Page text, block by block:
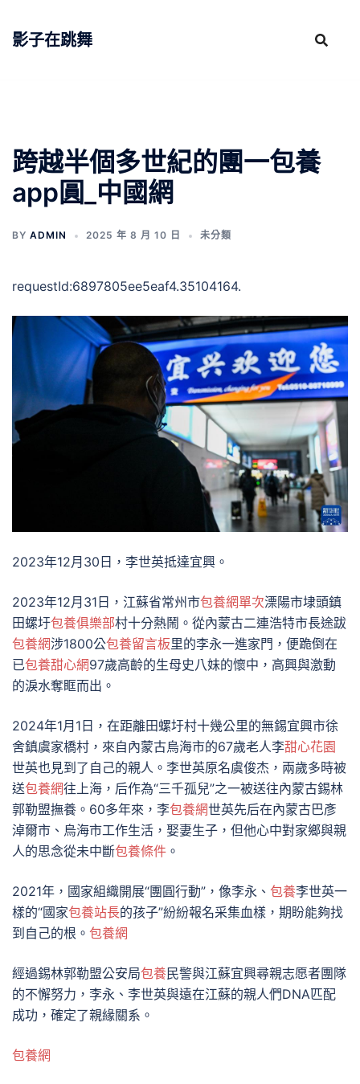
影子在跳舞
跨越半個多世紀的團一包養
app圓_中國網
BY ADMIN 2025 年 8 月 10 日 未分類
requestId:6897805ee5eaf4.35104164.
2023年12月30日，李世英抵達宜興。
2023年12月31日，江蘇省常州市包養網單次溧陽市埭頭鎮
田螺圩包養俱樂部村十分熱鬧。從內蒙古二連浩特市長途跋
包養網涉1800公包養留言板里的李永一進家門，便跪倒在
已包養甜心網97歲高齡的生母史八妹的懷中，高興與激動
的淚水奪眶而出。
2024年1月1日，在距離田螺圩村十幾公里的無錫宜興市徐
舍鎮虞家橋村，來自內蒙古烏海市的67歲老人李甜心花園
世英也見到了自己的親人。李世英原名虞俊杰，兩歲多時被
送包養網往上海，后作為“三千孤兒”之一被送往內蒙古錫林
郭勒盟撫養。60多年來，李包養網世英先后在內蒙古巴彥
淖爾市、烏海市工作生活，娶妻生子，但他心中對家鄉與親
人的思念從未中斷包養條件 。
2021年，國家組織開展“團圓行動”，像李永、 包養李世英一
樣的“國家包養站長的孩子”紛紛報名采集血樣，期盼能夠找
到自己的根。 包養網
經過錫林郭勒盟公安局包養民警與江蘇宜興尋親志愿者團隊
的不懈努力，李永、李世英與遠在江蘇的親人們DNA匹配
成功，確定了親緣關系。
包養網